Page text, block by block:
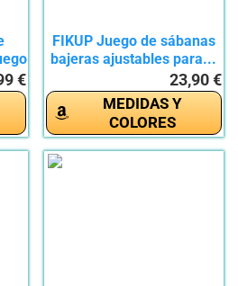
€
FIKUP Juego de sábanas
bajeras ajustables para...
23,90 €
MEDIDAS Y
COLORES